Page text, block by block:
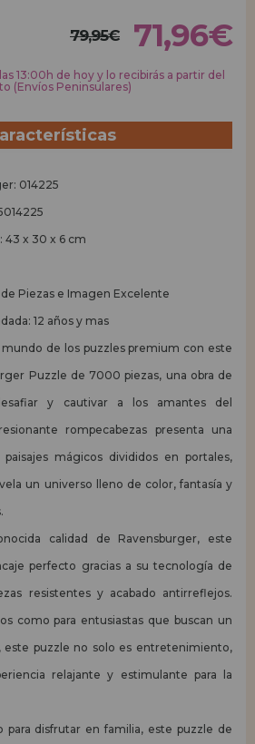
DISTRIBUIDOR
79,95€ 71,96€
13:00h de hoy y lo recibirás a partir del
(Envíos Peninsulares)
014225
43 x 30 x 6 cm
Piezas e Imagen Excelente
12 años y mas
de los puzzles premium con este
Puzzle de 7000 piezas, una obra de
y cautivar a los amantes del
rompecabezas presenta una
mágicos divididos en portales,
un universo lleno de color, fantasía y
calidad de Ravensburger, este
perfecto gracias a su tecnología de
resistentes y acabado antirreflejos.
como para entusiastas que buscan un
este puzzle no solo es entretenimiento,
relajante y estimulante para la
para disfrutar en familia, este puzzle de